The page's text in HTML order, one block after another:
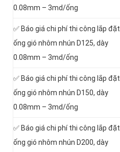
0.08mm – 3md/ống
✅ Báo giá chi phí thi công lắp đặt
ống gió nhôm nhún D125, dày
0.08mm – 3md/ống
✅ Báo giá chi phí thi công lắp đặt
ống gió nhôm nhún D150, dày
0.08mm – 3md/ống
✅ Báo giá chi phí thi công lắp đặt
ống gió nhôm nhún D200, dày